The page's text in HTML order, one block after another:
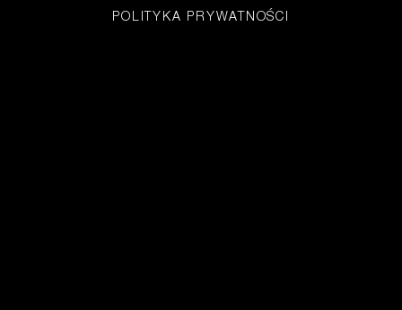
POLITYKA PRYWATNOŚCI